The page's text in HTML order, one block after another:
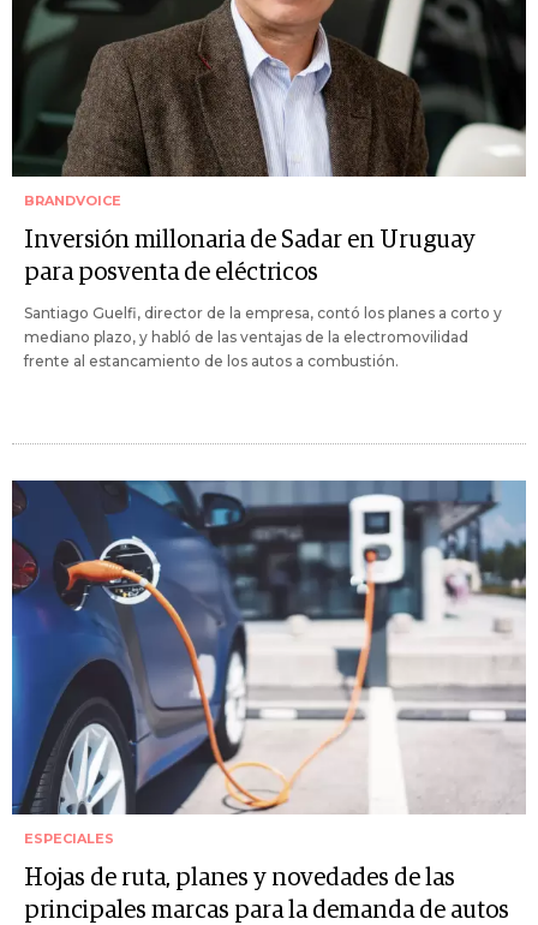
BRANDVOICE
Inversión millonaria de Sadar en Uruguay
para posventa de eléctricos
Santiago Guelfi, director de la empresa, contó los planes a corto y
mediano plazo, y habló de las ventajas de la electromovilidad
frente al estancamiento de los autos a combustión.
ESPECIALES
Hojas de ruta, planes y novedades de las
principales marcas para la demanda de autos